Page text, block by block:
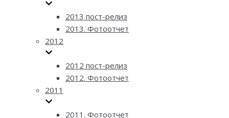
2013 пост-релиз
2013. Фотоотчет
2012
2012 пост-релиз
2012. Фотоотчет
2011
2011. Фотоотчет